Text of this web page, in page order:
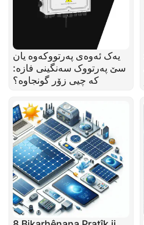
یەک ئەوەی پەرتووکەوە یان
سێ پەرتووک سەنگینی فازە:
کە چیی زۆر گونجاوە؟